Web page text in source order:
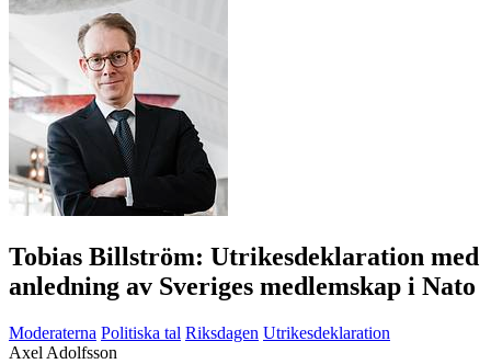
Tobias Billström: Utrikesdeklaration med
anledning av Sveriges medlemskap i Nato
Moderaterna Politiska tal Riksdagen Utrikesdeklaration
Axel Adolfsson